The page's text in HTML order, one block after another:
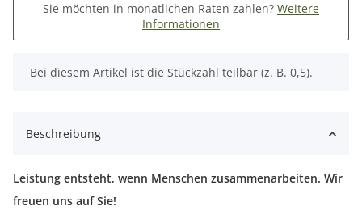
Sie möchten in monatlichen Raten zahlen? Weitere
Informationen
x
Bei diesem Artikel ist die Stückzahl teilbar (z. B. 0,5).
Beschreibung
Leistung entsteht, wenn Menschen zusammenarbeiten. Wir
freuen uns auf Sie!